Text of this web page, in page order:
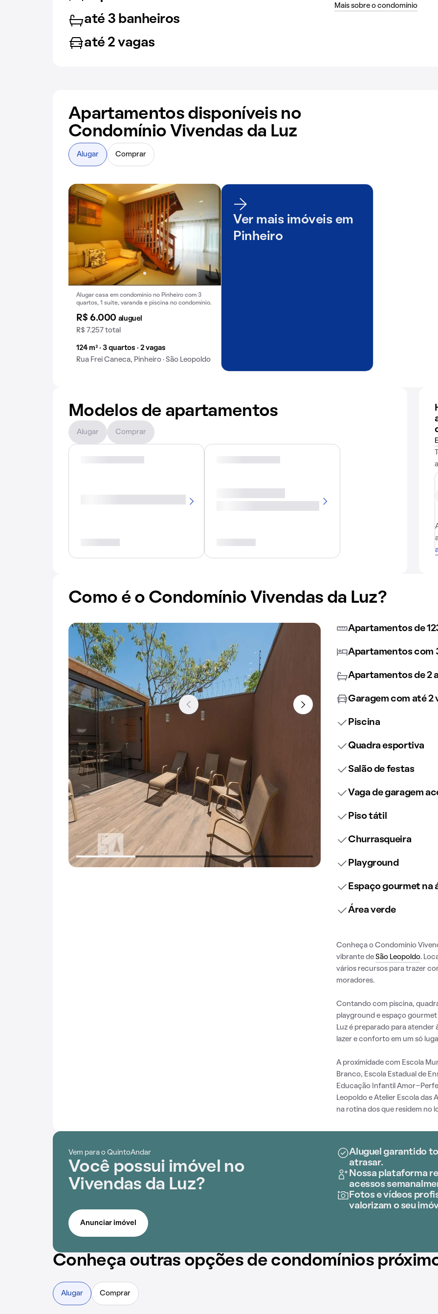
até 3 banheiros
até 2 vagas
Mais sobre o condomínio
Apartamentos disponíveis no
Condomínio Vivendas da Luz
Alugar casa em condomínio no Pinheiro com 3
quartos, 1 suíte, varanda e piscina no condomínio.
R$ 6.000 aluguel
R$ 7.257 total
124 m² · 3 quartos · 2 vagas
Rua Frei Caneca, Pinheiro · São Leopoldo
Ver mais imóveis em
Pinheiro
Alugar Comprar
Modelos de apartamentos
Alugar Comprar
Como é o Condomínio Vivendas da Luz?
Apartamentos de
Apartamentos com
Apartamentos de 2
Garagem com até 2
Piscina
Quadra esportiva
Salão de festas
Vaga de garagem
Piso tátil
Churrasqueira
Playground
Espaço gourmet na
Área verde
Conheça o Condomínio
vibrante de São Leopoldo.
vários recursos para trazer
moradores.
Contando com piscina,
playground e espaço
Luz é preparado para atender
lazer e conforto em um só
A proximidade com Escola
Branco, Escola Estadual de
Educação Infantil Amor-
Leopoldo e Atelier Escola
na rotina dos que residem no
Vem para o QuintoAndar
Você possui imóvel no
Vivendas da Luz?
Aluguel garantido
atrasar.
Nossa plataforma
acessos
Fotos e vídeos
valorizam o seu
Anunciar imóvel
Conheça outras opções de condomínios
Alugar Comprar